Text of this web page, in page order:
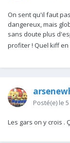
On sent qu'il faut
dangereux, mais
sans doute plus
profiter ! Quel kiff
Posté(e) le
Les gars on y crois .